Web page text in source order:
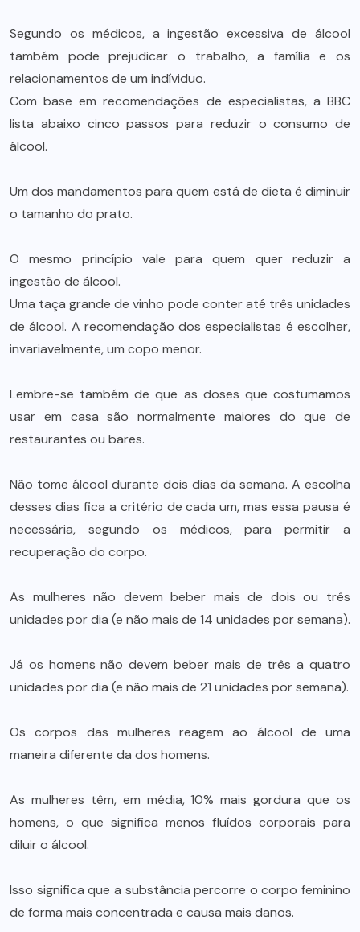
Segundo os médicos, a ingestão excessiva de álcool
também pode prejudicar o trabalho, a família e os
relacionamentos de um indíviduo.
Com base em recomendações de especialistas, a BBC
lista abaixo cinco passos para reduzir o consumo de
álcool.
Um dos mandamentos para quem está de dieta é diminuir
o tamanho do prato.
O mesmo princípio vale para quem quer reduzir a
ingestão de álcool.
Uma taça grande de vinho pode conter até três unidades
de álcool. A recomendação dos especialistas é escolher,
invariavelmente, um copo menor.
Lembre-se também de que as doses que costumamos
usar em casa são normalmente maiores do que de
restaurantes ou bares.
Não tome álcool durante dois dias da semana. A escolha
desses dias fica a critério de cada um, mas essa pausa é
necessária, segundo os médicos, para permitir a
recuperação do corpo.
As mulheres não devem beber mais de dois ou três
unidades por dia (e não mais de 14 unidades por semana).
Já os homens não devem beber mais de três a quatro
unidades por dia (e não mais de 21 unidades por semana).
Os corpos das mulheres reagem ao álcool de uma
maneira diferente da dos homens.
As mulheres têm, em média, 10% mais gordura que os
homens, o que significa menos fluídos corporais para
diluir o álcool.
Isso significa que a substância percorre o corpo feminino
de forma mais concentrada e causa mais danos.